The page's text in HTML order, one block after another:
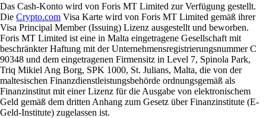
Das Cash-Konto wird von Foris MT Limited zur Verfügung gestellt.
Die Crypto.com Visa Karte wird von Foris MT Limited gemäß ihrer
Visa Principal Member (Issuing) Lizenz ausgestellt und beworben.
Foris MT Limited ist eine in Malta eingetragene Gesellschaft mit
beschränkter Haftung mit der Unternehmensregistrierungsnummer C
90348 und dem eingetragenen Firmensitz in Level 7, Spinola Park,
Triq Mikiel Ang Borg, SPK 1000, St. Julians, Malta, die von der
maltesischen Finanzdienstleistungsbehörde ordnungsgemäß als
Finanzinstitut mit einer Lizenz für die Ausgabe von elektronischem
Geld gemäß dem dritten Anhang zum Gesetz über Finanzinstitute (E-
Geld-Institute) zugelassen ist.